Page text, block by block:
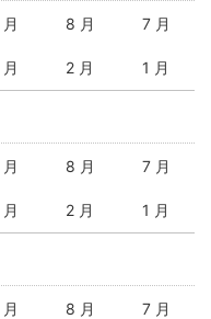
8 月 7 月
2 月 1 月
8 月 7 月
2 月 1 月
8 月 7 月